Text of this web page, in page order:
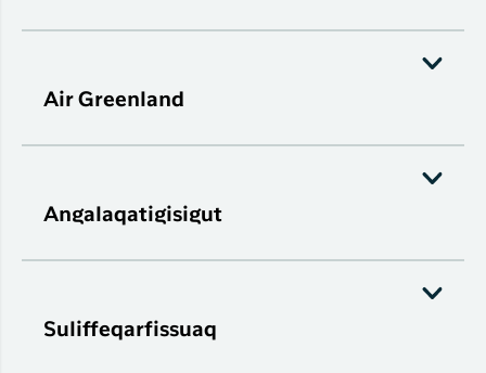
Air Greenland
Angalaqatigisigut
Suliffeqarfissuaq